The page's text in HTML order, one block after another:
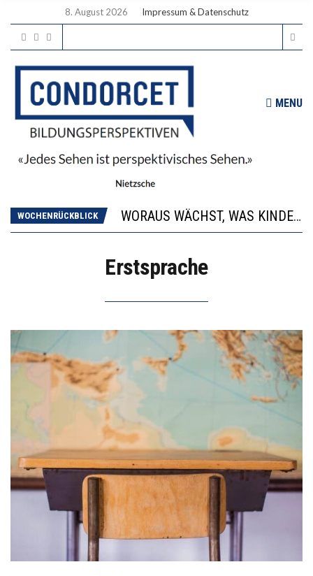
8. August 2026 Impressum & Datenschutz
MENU
WOCHENRÜCKBLICK
WORAUS WÄCHST, WAS KINDER TRÄGT
“WIR BEOBACHTEN EINEN REGELRECHTEN STURZFLUG BEI DEN LERNLEISTUNGEN”
Erstsprache